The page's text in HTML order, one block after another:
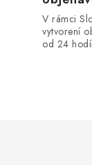
V rámci
vytvorení
od 24